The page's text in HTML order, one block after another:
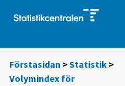
Förstasidan >Statistik >
Volymindex för